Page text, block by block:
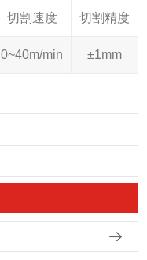
切割速度 切割精度
0~40m/min ±1mm